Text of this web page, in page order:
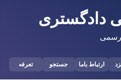
دادگستری
رسمی
ارتباط باما جستجو تعرفه